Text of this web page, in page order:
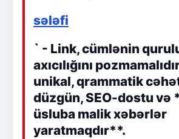
sələfi
` - Link, cümlənin
axıcılığını
unikal, qrammatik
düzgün, SEO-dostu və
üsluba malik xəbərlər
yaratmaqdır**.